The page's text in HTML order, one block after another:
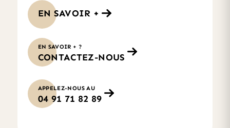
EN SAVOIR +
EN SAVOIR + ?
CONTACTEZ-NOUS
APPELEZ-NOUS AU
04 91 71 82 89